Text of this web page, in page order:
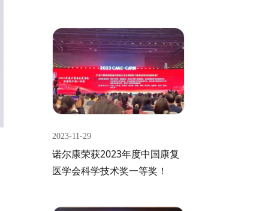
2023-11-29
诺尔康荣获2023年度中国康复
医学会科学技术奖一等奖！